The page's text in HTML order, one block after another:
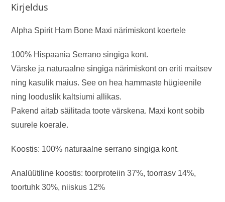
Kirjeldus
Alpha Spirit Ham Bone Maxi närimiskont koertele
100% Hispaania Serrano singiga kont.
Värske ja naturaalne singiga närimiskont on eriti maitsev
ning kasulik maius. See on hea hammaste hügieenile
ning looduslik kaltsiumi allikas.
Pakend aitab säilitada toote värskena. Maxi kont sobib
suurele koerale.
Koostis: 100% naturaalne serrano singiga kont.
Analüütiline koostis: toorproteiin 37%, toorrasv 14%,
toortuhk 30%, niiskus 12%